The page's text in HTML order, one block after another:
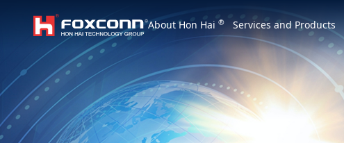
About Hon Hai ® Services and Products
Hon Hai Group
Homepage 繁體中文 English
Asia
China
Vietnam